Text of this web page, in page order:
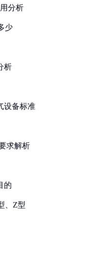
分析
少
析
设备标准
求解析
的
、Z型